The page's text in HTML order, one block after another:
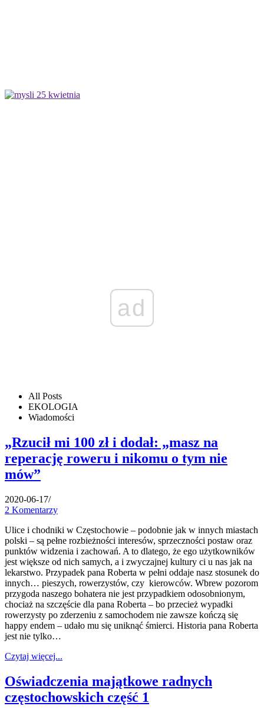
ad
All Posts
EKOLOGIA
Wiadomości
„Rzucił mi 100 zł i dodał: „masz na
reperację roweru i nikomu o tym nie
mów”
2020-06-17/
2 Komentarzy
Ulice i chodniki w Częstochowie – podobnie jak w innych miastach
polski – są pełne rozbieżności interesów, sprzeczności postaw oraz
punktów widzenia i zachowań. A to dlatego, że ego użytkowników
jest większe od nich samych, a i zwyczajnej kultury ci u nas jak na
lekarstwo. Przypadek pana Roberta w pełni oddaje nasz stosunek do
innych… pieszych, rowerzystów, czy kierowców. Wbrew pozorom
przygoda naszego bohatera nie jest przypadkiem odosobnionym,
chociaż na szczęście dla pana Roberta – bo przecież wypadki
rowerzysty po zderzeniu z samochodem nie zawsze kończą się
happy endem – udało mu się uniknąć śmierci. Historia pana Roberta
jest nie tylko…
Czytaj więcej...
Oświadczenia majątkowe radnych
częstochowskich część 1